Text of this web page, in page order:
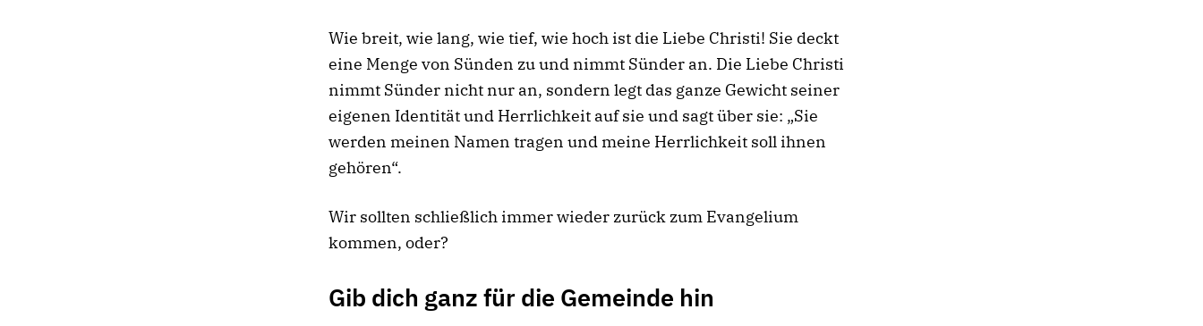
Wie breit, wie lang, wie tief, wie hoch ist die Liebe Christi! Sie deckt
eine Menge von Sünden zu und nimmt Sünder an. Die Liebe Christi
nimmt Sünder nicht nur an, sondern legt das ganze Gewicht seiner
eigenen Identität und Herrlichkeit auf sie und sagt über sie: „Sie
werden meinen Namen tragen und meine Herrlichkeit soll ihnen
gehören“.
Wir sollten schließlich immer wieder zurück zum Evangelium
kommen, oder?
Gib dich ganz für die Gemeinde hin